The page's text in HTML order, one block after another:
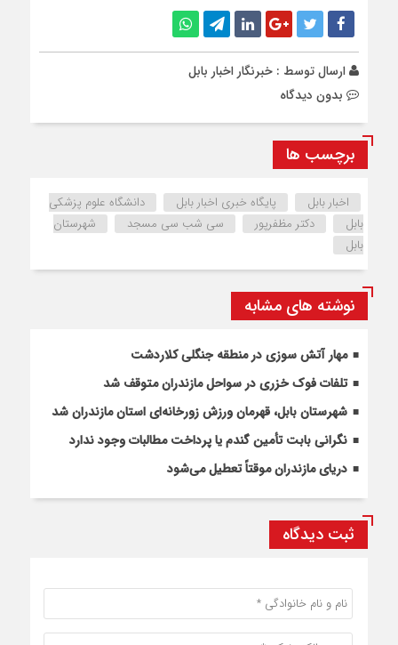
ارسال توسط : خبرنگار اخبار بابل
بدون دیدگاه
برچسب ها
اخبار بابل پایگاه خبری اخبار بابل
دانشگاه علوم پزشکی
بابل
دکتر مظفرپور سی شب سی مسجد
شهرستان
بابل
نوشته های مشابه
مهار آتش سوزی در منطقه جنگلی کلاردشت
تلفات فوک خزری در سواحل مازندران متوقف شد
شهرستان بابل، قهرمان ورزش زورخانه‌ای استان مازندران شد
نگرانی بابت تأمین گندم یا پرداخت مطالبات وجود ندارد
دریای مازندران موقتاً تعطیل می‌شود
ثبت دیدگاه